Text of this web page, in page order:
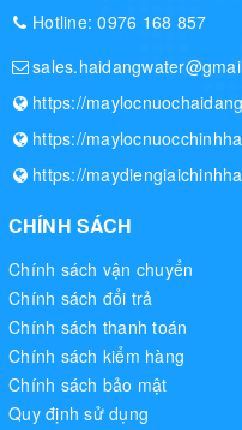
Hotline:0976 168 857
https://
https://
https://
CHÍNH SÁCH
Chính sách vận chuyển
Chính sách đổi trả
Chính sách thanh toán
Chính sách kiểm hàng
Chính sách bảo mật
Quy định sử dụng